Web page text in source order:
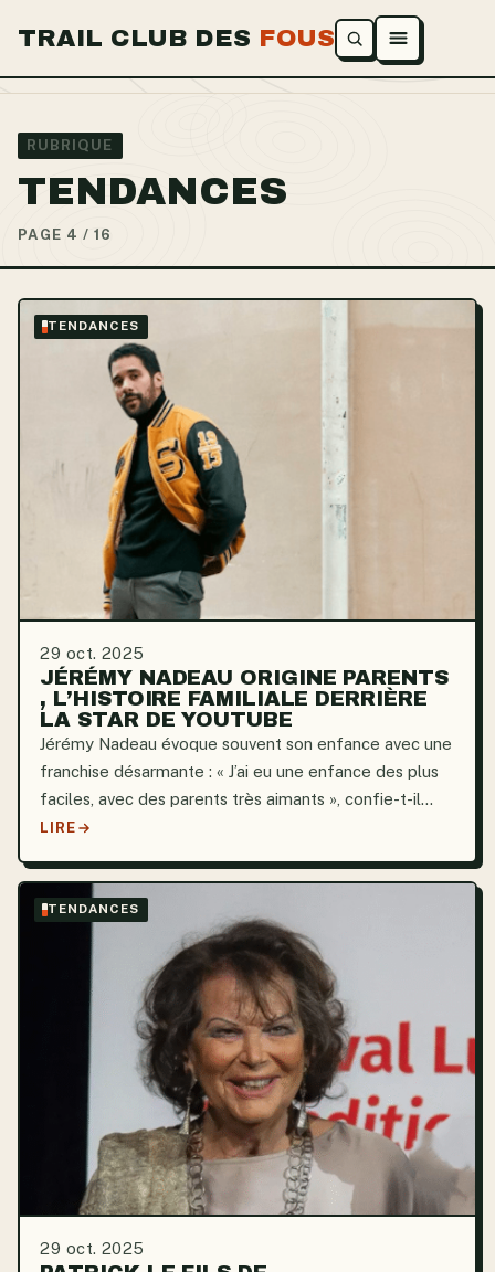
TRAIL CLUB DES FOUS Ouvrir le menu
RUBRIQUE
TENDANCES
PAGE 4 / 16
TENDANCES
29 oct. 2025
JÉRÉMY NADEAU ORIGINE PARENTS
, L’HISTOIRE FAMILIALE DERRIÈRE
LA STAR DE YOUTUBE
Jérémy Nadeau évoque souvent son enfance avec une
franchise désarmante : « J’ai eu une enfance des plus
faciles, avec des parents très aimants », confie-t-il
dans une interview, ajoutant que son père lui a transmis
LIRE
TENDANCES
29 oct. 2025